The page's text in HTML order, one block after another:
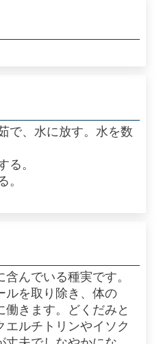
で、水に放す。水を数
る。
。
んでいる種実です。
ルを取り除き、体の
きます。どくだみと
エルチトリンやイソク